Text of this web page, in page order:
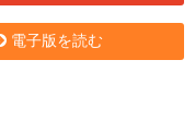
電子版を読む